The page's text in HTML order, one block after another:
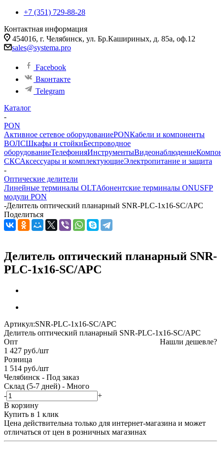
+7 (351) 729-88-28
Контактная информация
454016, г. Челябинск, ул. Бр.Кашириных, д. 85а, оф.12
sales@systema.pro
Facebook
Вконтакте
Telegram
Каталог
-
PON
Активное сетевое оборудованиеPONКабели и компоненты
ВОЛСШкафы и стойкиБеспроводное
оборудованиеТелефонияИнструментыВидеонаблюдение
СКСАксессуары и комплектующиеЭлектропитание и защита
-
Оптические делители
Линейные терминалы OLTАбонентские терминалы ONUSFP
модули PON
-Делитель оптический планарный SNR-PLC-1x16-SC/APC
Поделиться
Делитель оптический планарный SNR-
PLC-1x16-SC/APC
Артикул:SNR-PLC-1x16-SC/APC
Делитель оптический планарный SNR-PLC-1x16-SC/APC
Нашли дешевле?
Опт
1 427 руб./шт
Розница
1 514 руб./шт
Челябинск - Под заказ
Склад (5-7 дней) - Много
-
+
В корзину
Купить в 1 клик
Цена действительна только для интернет-магазина и может
отличаться от цен в розничных магазинах